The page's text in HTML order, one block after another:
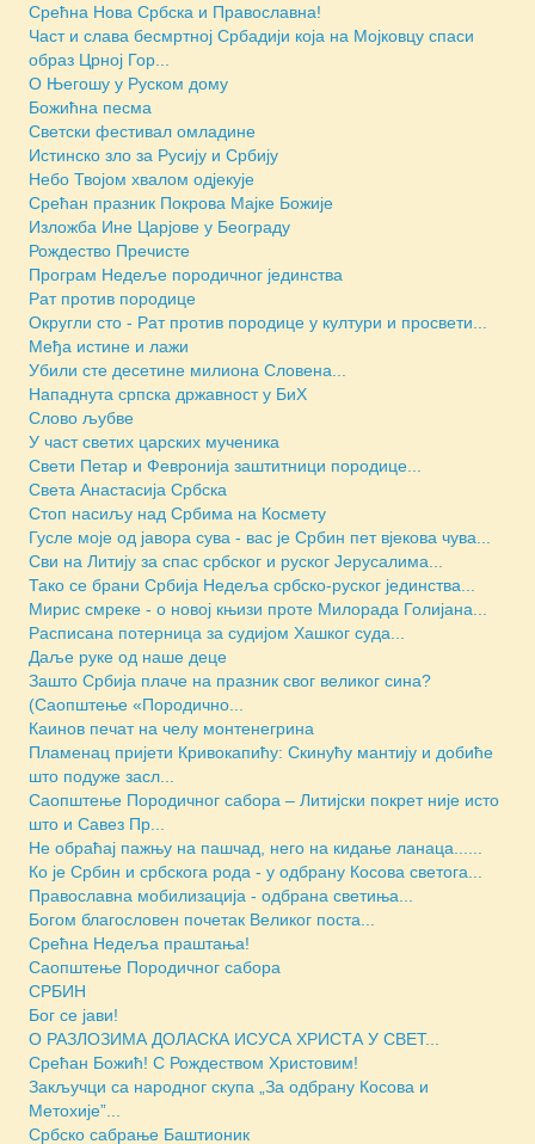
Срећна Нова Србска и Православна!
Част и слава бесмртној Србадији која на Мојковцу спаси
образ Црној Гор...
О Његошу у Руском дому
Божићна песма
Светски фестивал омладине
Истинско зло за Русију и Србију
Небо Твојом хвалом одјекује
Срећан празник Покрова Мајке Божије
Изложба Ине Царјове у Београду
Рождество Пречисте
Програм Недеље породичног јединства
Рат против породице
Округли сто - Рат против породице у култури и просвети...
Међа истине и лажи
Убили сте десетине милиона Словена...
Нападнута српска државност у БиХ
Слово љубве
У част светих царских мученика
Свети Петар и Февронија заштитници породице...
Света Анастасија Србска
Стоп насиљу над Србима на Космету
Гусле моје од јавора сува - вас је Србин пет вјекова чува...
Сви на Литију за спас србског и руског Јерусалима...
Тако се брани Србија Недеља србско-руског јединства...
Мирис смреке - о новој књизи проте Милорада Голијана...
Расписана потерница за судијом Хашког суда...
Даље руке од наше деце
Зашто Србија плаче на празник свог великог сина?
(Саопштење «Породично...
Каинов печат на челу монтенегрина
Пламенац пријети Кривокапићу: Скинућу мантију и добиће
што подуже засл...
Саопштење Породичног сабора – Литијски покрет није исто
што и Савез Пр...
Не обраћај пажњу на пашчад, него на кидање ланаца......
Ко је Србин и србскога рода - у одбрану Косова светога...
Православна мобилизација - одбрана светиња...
Богом благословен почетак Великог поста...
Срећна Недеља праштања!
Саопштење Породичног сабора
СРБИН
Бог се јави!
O РАЗЛОЗИМА ДОЛАСКА ИСУСА ХРИСТА У СВЕТ...
Срећан Божић! С Рождеством Христовим!
Закључци са народног скупа „За одбрану Косова и
Метохије”...
Србско сабрање Баштионик